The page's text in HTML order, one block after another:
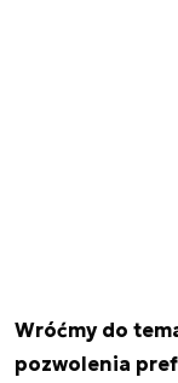
Wróćmy do
pozwolenia